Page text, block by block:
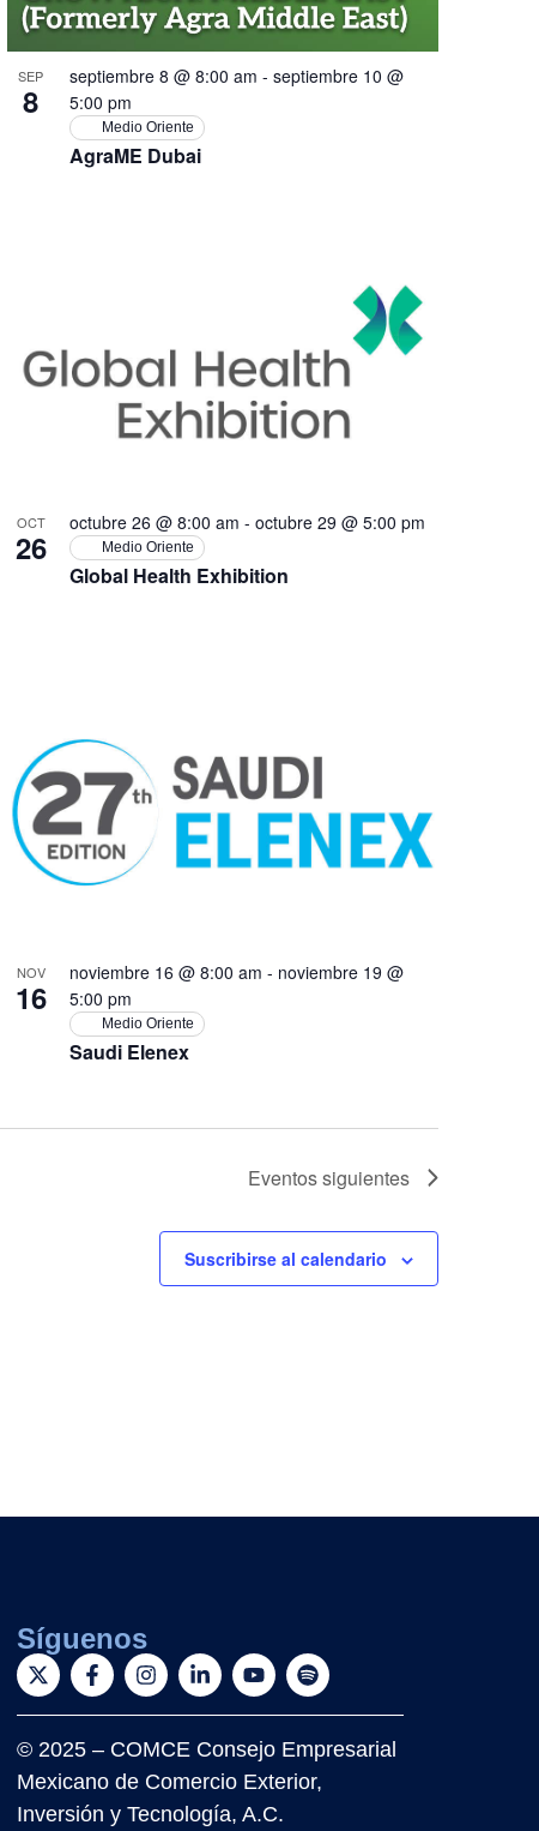
SEP
8
AgraME Dubai
septiembre 8 @ 8:00 am - septiembre 10 @
5:00 pm
Medio Oriente
OCT
26
Global Health Exhibition
octubre 26 @ 8:00 am - octubre 29 @ 5:00 pm
Medio Oriente
NOV
16
Saudi Elenex
noviembre 16 @ 8:00 am - noviembre 19 @
5:00 pm
Medio Oriente
Eventossiguientes
Suscribirse al calendario
Síguenos
© 2025 – COMCE Consejo Empresarial
Mexicano de Comercio Exterior,
Inversión y Tecnología, A.C.